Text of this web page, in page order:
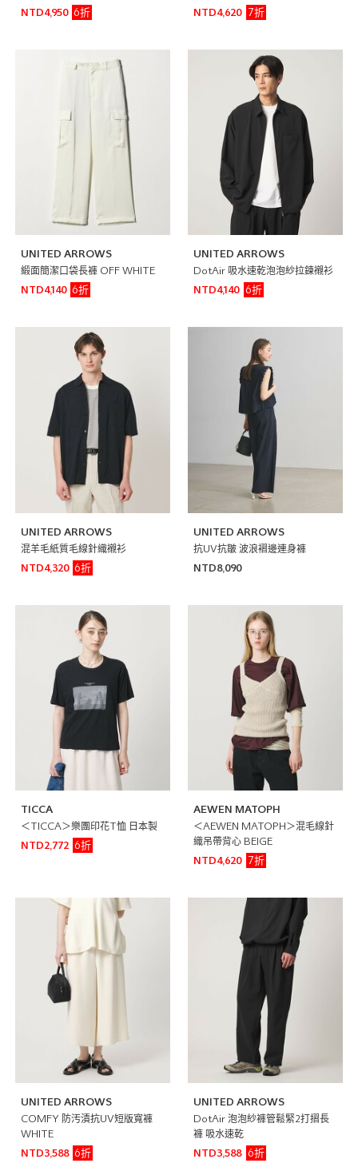
NTD4,950
6折
NTD4,620
7折
UNITED ARROWS
緞面簡潔口袋長褲 OFF WHITE
NTD4,140
6折
UNITED ARROWS
DotAir 吸水速乾泡泡紗拉鍊襯衫
NTD4,140
6折
UNITED ARROWS
混羊毛紙質毛線針織襯衫
NTD4,320
6折
UNITED ARROWS
抗UV抗皺 波浪褶邊連身褲
NTD8,090
TICCA
＜TICCA＞樂團印花T恤 日本製
NTD2,772
6折
AEWEN MATOPH
＜AEWEN MATOPH＞混毛線針
織吊帶背心 BEIGE
NTD4,620
7折
UNITED ARROWS
COMFY 防汚漬抗UV短版寬褲
WHITE
NTD3,588
6折
UNITED ARROWS
DotAir 泡泡紗褲管鬆緊2打摺長
褲 吸水速乾
NTD3,588
6折